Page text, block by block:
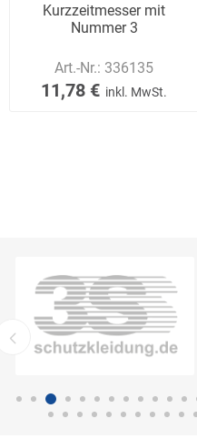
Kurzzeitmesser mit
Nummer 3
Art.-Nr.: 336135
11,78 € inkl. MwSt.